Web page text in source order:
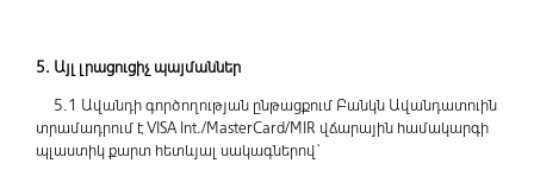
5. Այլ լրացուցիչ պայմաններ
5.1 Ավանդի գործողության ընթացքում Բանկն Ավանդատուին
տրամադրում է VISA Int./MasterCard/MIR վճարային համակարգի
պլաստիկ քարտ հետևյալ սակագներով`